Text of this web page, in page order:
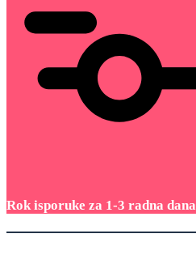
Rok isporuke za 1-3 radna dana